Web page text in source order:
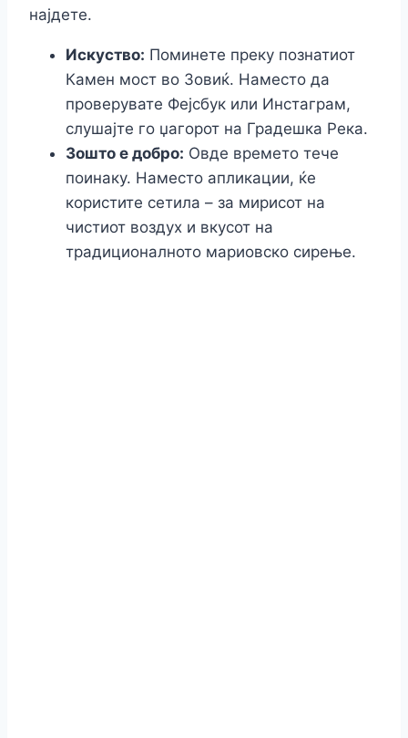
најдете.
Искуство: Поминете преку познатиот
Камен мост во Зовиќ. Наместо да
проверувате Фејсбук или Инстаграм,
слушајте го џагорот на Градешка Река.
Зошто е добро: Овде времето тече
поинаку. Наместо апликации, ќе
користите сетила – за мирисот на
чистиот воздух и вкусот на
традиционалното мариовско сирење.